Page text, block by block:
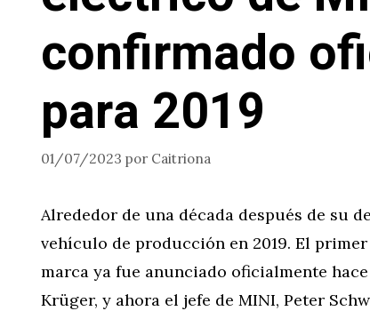
confirmado
para 2019
01/07/2023 por Caitriona
Alrededor de una década después de su
vehículo de producción en 2019. El
marca ya fue anunciado oficialmente
Krüger, y ahora el jefe de MINI, Peter